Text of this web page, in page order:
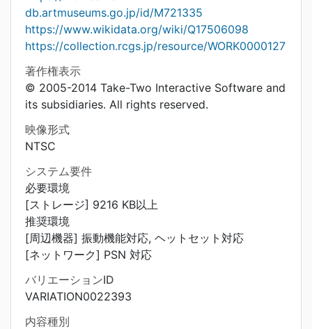
db.artmuseums.go.jp/id/M721335
https://www.wikidata.org/wiki/Q17506098
https://collection.rcgs.jp/resource/WORK0000127
著作権表示
© 2005-2014 Take-Two Interactive Software and
its subsidiaries. All rights reserved.
映像形式
NTSC
システム要件
必要環境
[ストレージ] 9216 KB以上
推奨環境
[周辺機器] 振動機能対応, ヘットセット対応
[ネットワーク] PSN 対応
バリエーションID
VARIATION0022393
内容種別